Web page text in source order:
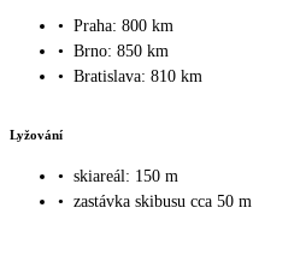
• Praha: 800 km
• Brno: 850 km
• Bratislava: 810 km
Lyžování
• skiareál: 150 m
• zastávka skibusu cca 50 m